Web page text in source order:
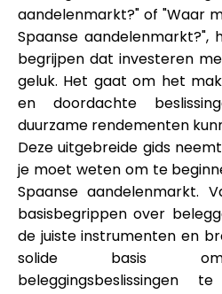
Neem
aandelenmarkt?" of "Waar
Spaanse
begrijpen dat investeren
geluk. Het gaat om het
en doordachte
duurzame rendementen
Deze uitgebreide gids
je moet weten om te
Spaanse aandelenmarkt.
basisbegrippen over
de juiste instrumenten en
solide basis om
beleggingsbeslissingen